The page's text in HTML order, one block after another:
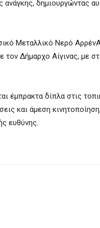
δημιουργώντας
Μεταλλικό Νερό
Δήμαρχο Αίγινας, με
έμπρακτα δίπλα στις
και άμεση
ευθύνης.